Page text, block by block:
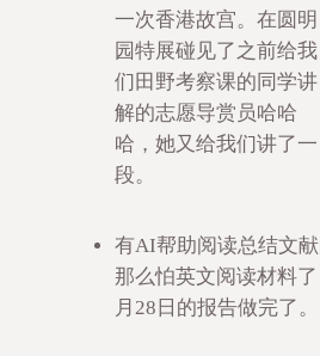
一次香港故宫。在圆明
园特展碰见了之前给我
们田野考察课的同学讲
解的志愿导赏员哈哈
哈，她又给我们讲了一
段。
有AI帮助阅读总结文
那么怕英文阅读材料
月28日的报告做完了。